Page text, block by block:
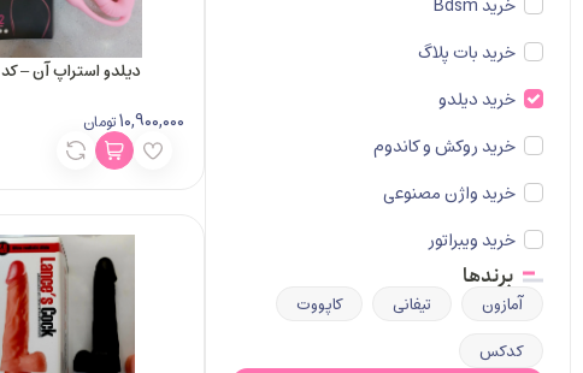
خرید بات پلاگ
خرید دیلدو
خرید روکش و کاندوم
خرید واژن مصنوعی
خرید ویبراتور
برند‌ها
آمازون تیفانی
کاپووت
کدکس
دیلدو استراپ آن – کد 115
10,900,000تومان